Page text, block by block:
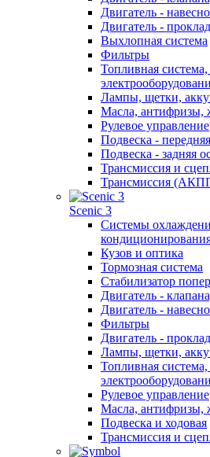
Двигатель -
Двигатель -
Выхлопная система
Фильтры
Топливная
Лампы, щетки,
Масла, антифризы,
Рулевое управление
Подвеска -
Подвеска - задняя
Трансмиссия и
Трансмиссия
Scenic 3
Системы
Кузов и оптика
Тормозная система
Стабилизатор
Двигатель -
Двигатель -
Фильтры
Двигатель -
Лампы, щетки,
Топливная
Рулевое управление
Масла, антифризы,
Подвеска и ходовая
Трансмиссия и